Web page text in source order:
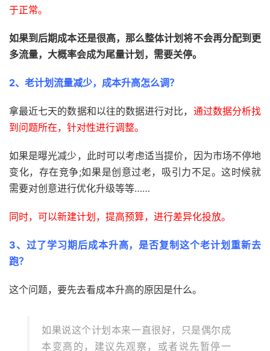
于正常。
如果到后期成本还是很高，那么整体计划将不会再分配到更
多流量，大概率会成为尾量计划，需要关停。
2、老计划流量减少，成本升高怎么调？
拿最近七天的数据和以往的数据进行对比， 通过数据分析找
到问题所在，针对性进行调整。
如果是曝光减少，此时可以考虑适当提价，因为市场不停地
变化，存在竞争;如果是创意过老，吸引力不足。这时候就
需要对创意进行优化升级等等……
同时，可以新建计划，提高预算，进行差异化投放。
3、过了学习期后成本升高，是否复制这个老计划重新去
跑？
这个问题，要先去看成本升高的原因是什么。
如果说这个计划本来一直很好，只是偶尔成
本变高的，建议先观察，或者说先暂停一